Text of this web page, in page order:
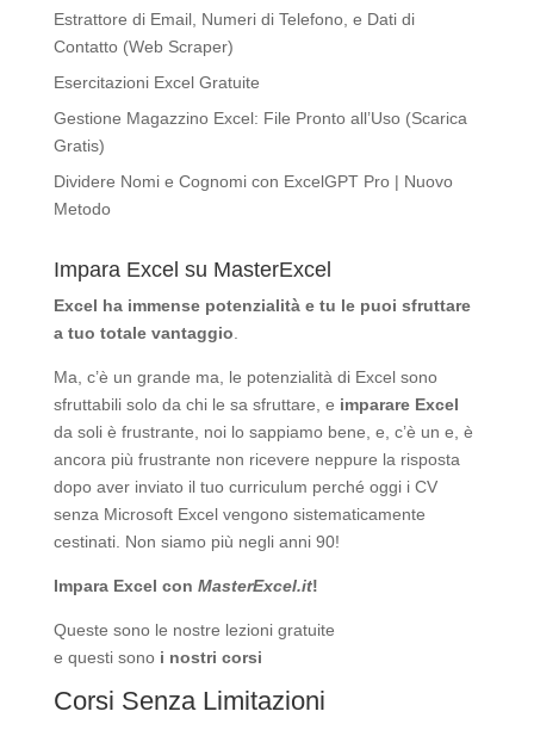
Estrattore di Email, Numeri di Telefono, e Dati di
Contatto (Web Scraper)
Esercitazioni Excel Gratuite
Gestione Magazzino Excel: File Pronto all’Uso (Scarica
Gratis)
Dividere Nomi e Cognomi con ExcelGPT Pro | Nuovo
Metodo
Impara Excel su MasterExcel
Excel ha immense potenzialità e tu le puoi sfruttare
a tuo totale vantaggio.
Ma, c’è un grande ma, le potenzialità di Excel sono
sfruttabili solo da chi le sa sfruttare, e imparare Excel
da soli è frustrante, noi lo sappiamo bene, e, c’è un e, è
ancora più frustrante non ricevere neppure la risposta
dopo aver inviato il tuo curriculum perché oggi i CV
senza Microsoft Excel vengono sistematicamente
cestinati. Non siamo più negli anni 90!
Impara Excel con MasterExcel.it!
Queste sono le nostre lezioni gratuite
e questi sono i nostri corsi
Corsi Senza Limitazioni